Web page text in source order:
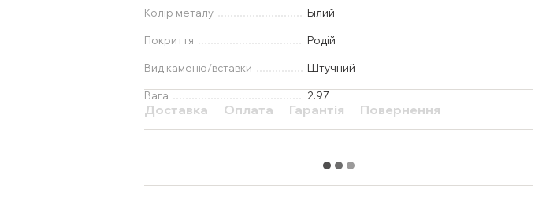
Колір металу Білий
Покриття Родій
Вид каменю/вставки Штучний
Вага 2.97
Доставка Оплата Гарантія Повернення